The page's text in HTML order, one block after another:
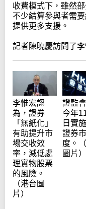
收費模式下，雖然
不少結算參與者需
提供更多支援。
記者陳曉慶訪問了
李惟宏認
為，證券
「無紙化」
有助提升市
場交收效
率，減低處
理實物股票
的風險。
（港台圖
片）
證監
今年
日實
證券
度。
圖片）